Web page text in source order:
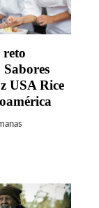
reto
USA Rice